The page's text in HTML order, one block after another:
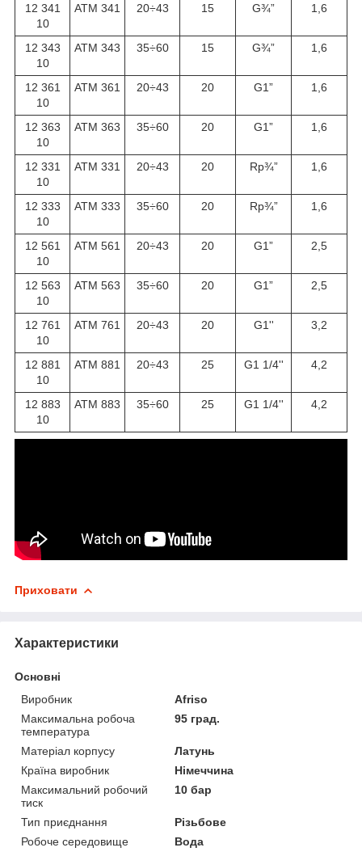
12 341
10
АТМ 341 20÷43 15 G¾” 1,6
12 343
10
АТМ 343 35÷60 15 G¾” 1,6
12 361
10
АТМ 361 20÷43 20 G1” 1,6
12 363
10
АТМ 363 35÷60 20 G1” 1,6
12 331
10
АТМ 331 20÷43 20 Rp¾” 1,6
12 333
10
АТМ 333 35÷60 20 Rp¾” 1,6
12 561
10
АТМ 561 20÷43 20 G1” 2,5
12 563
10
АТМ 563 35÷60 20 G1” 2,5
12 761
10
АТМ 761 20÷43 20 G1'' 3,2
12 881
10
АТМ 881 20÷43 25 G1 1/4'' 4,2
12 883
10
АТМ 883 35÷60 25 G1 1/4'' 4,2
Приховати
Характеристики
Основні
Виробник
Afriso
Максимальна робоча
температура
95 град.
Матеріал корпусу
Латунь
Країна виробник
Німеччина
Максимальний робочий
тиск
10 бар
Тип приєднання
Різьбове
Робоче середовище
Вода